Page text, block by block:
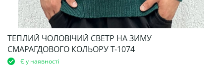
ТЕПЛИЙ ЧОЛОВІЧИЙ СВЕТР НА ЗИМУ
СМАРАГДОВОГО КОЛЬОРУ Т-1074
Є у наявності